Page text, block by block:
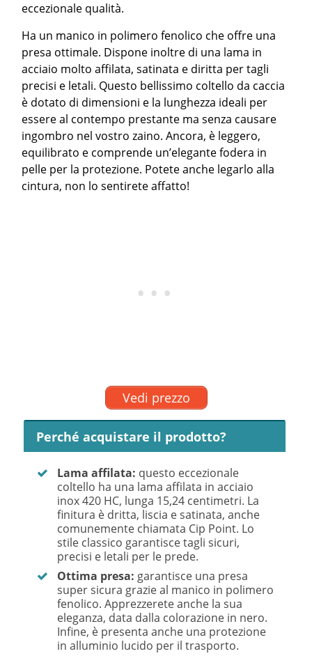
eccezionale qualità.
Ha un manico in polimero fenolico che offre una
presa ottimale. Dispone inoltre di una lama in
acciaio molto affilata, satinata e diritta per tagli
precisi e letali. Questo bellissimo coltello da caccia
è dotato di dimensioni e la lunghezza ideali per
essere al contempo prestante ma senza causare
ingombro nel vostro zaino. Ancora, è leggero,
equilibrato e comprende un’elegante fodera in
pelle per la protezione. Potete anche legarlo alla
cintura, non lo sentirete affatto!
Vedi prezzo
Perché acquistare il prodotto?
Lama affilata: questo eccezionale
coltello ha una lama affilata in acciaio
inox 420 HC, lunga 15,24 centimetri. La
finitura è dritta, liscia e satinata, anche
comunemente chiamata Cip Point. Lo
stile classico garantisce tagli sicuri,
precisi e letali per le prede.
Ottima presa: garantisce una presa
super sicura grazie al manico in polimero
fenolico. Apprezzerete anche la sua
eleganza, data dalla colorazione in nero.
Infine, è presenta anche una protezione
in alluminio lucido per il trasporto.